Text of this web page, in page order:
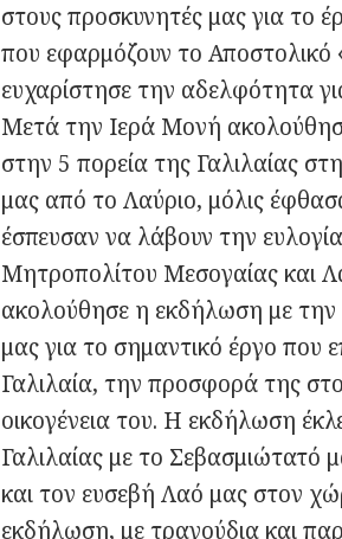
στους προσκυνητές μας για το
που εφαρμόζουν το Αποστολικό
ευχαρίστησε την αδελφότητα
Μετά την Ιερά Μονή
στην 5 πορεία της Γαλιλαίας
μας από το Λαύριο, μόλις
έσπευσαν να λάβουν την
Μητροπολίτου Μεσογαίας και
ακολούθησε η εκδήλωση με την
μας για το σημαντικό έργο που
Γαλιλαία, την προσφορά της
οικογένεια του. Η εκδήλωση
Γαλιλαίας με το Σεβασμιώτατό
και τον ευσεβή Λαό μας στον
εκδήλωση, με τραγούδια και